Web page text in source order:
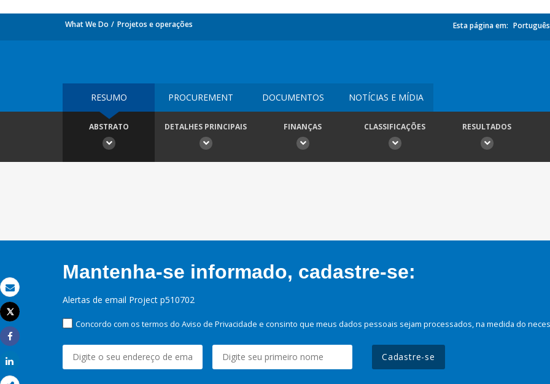
Email
Imprimir
Tweet
Share
What We Do Projetos e operações Esta página em: Português
RESUMO PROCUREMENT DOCUMENTOS NOTÍCIAS E MÍDIA
ABSTRATO DETALHES PRINCIPAIS FINANÇAS CLASSIFICAÇÕES RESULTADOS
Mantenha-se informado, cadastre-se:
Alertas de email Project p510702
Concordo com os termos do Aviso de Privacidade e consinto que meus dados pessoais sejam processados, na medida do
Cadastre-se